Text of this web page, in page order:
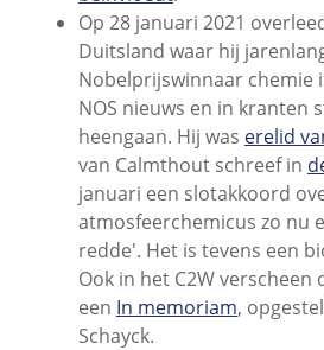
Op 28 januari 2021
Duitsland waar hij
Nobelprijswinnaar chemie
NOS nieuws en in kranten
heengaan. Hij was erelid
van Calmthout schreef in
januari een slotakkoord
atmosfeerchemicus zo nu
redde'. Het is tevens een
Ook in het C2W verscheen
een In memoriam,
Schayck.